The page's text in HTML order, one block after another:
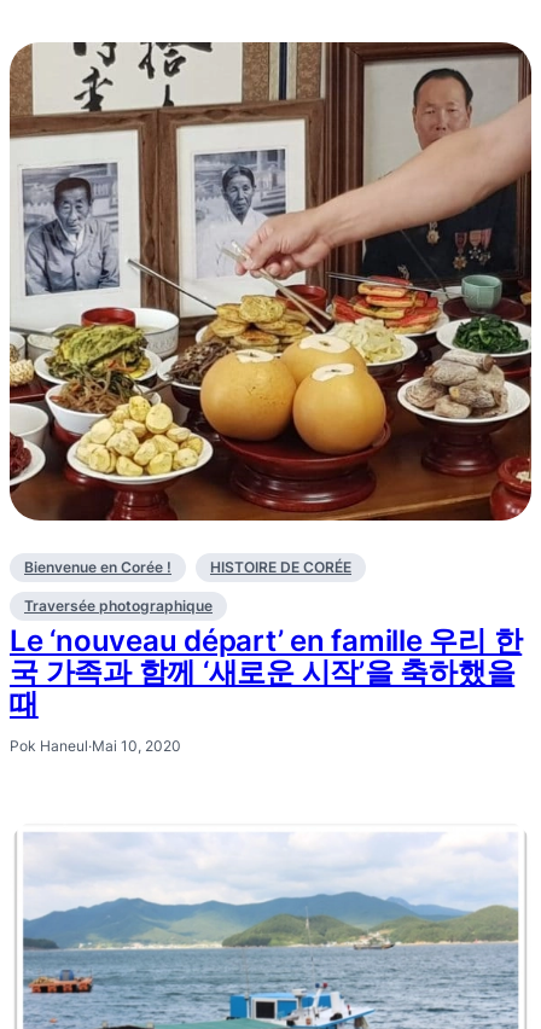
Bienvenue en Corée ! HISTOIRE DE CORÉE
Traversée photographique
Le ‘nouveau départ’ en famille 우리 한
국 가족과 함께 ‘새로운 시작’을 축하했을
때
Pok Haneul·Mai 10, 2020